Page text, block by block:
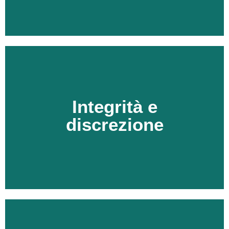
Integrità e
discrezione
nostri clienti, il rispetto dell’etica, delle regole e dei codici
deontologici. Manteniamo un atteggiamento onesto e
trasparente riguardo alle possibilità di successo e alle